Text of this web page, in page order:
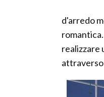
d'arredo
realizzare